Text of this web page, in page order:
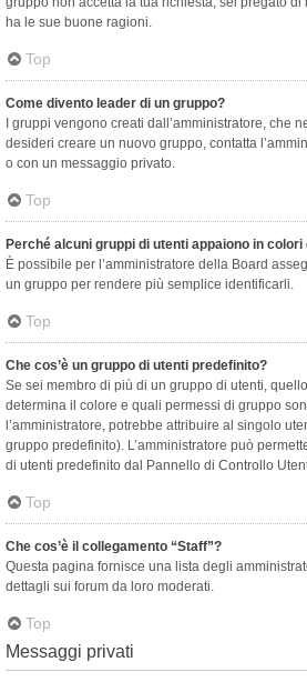
ha le sue buone ragioni.
Top
Come divento leader di un gruppo?
I gruppi vengono creati dall’amministratore, che
desideri creare un nuovo gruppo, contatta
o con un messaggio privato.
Top
Perché alcuni gruppi di utenti appaiono in
È possibile per l’amministratore della Board
un gruppo per rendere più semplice identificarli.
Top
Che cos’è un gruppo di utenti predefinito?
Se sei membro di più di un gruppo di utenti,
determina il colore e quali permessi di gruppo
l’amministratore, potrebbe attribuire al singolo
gruppo predefinito). L’amministratore può
di utenti predefinito dal Pannello di Controllo
Top
Che cos’è il collegamento “Staff”?
Questa pagina fornisce una lista degli
dettagli sui forum da loro moderati.
Top
Messaggi privati